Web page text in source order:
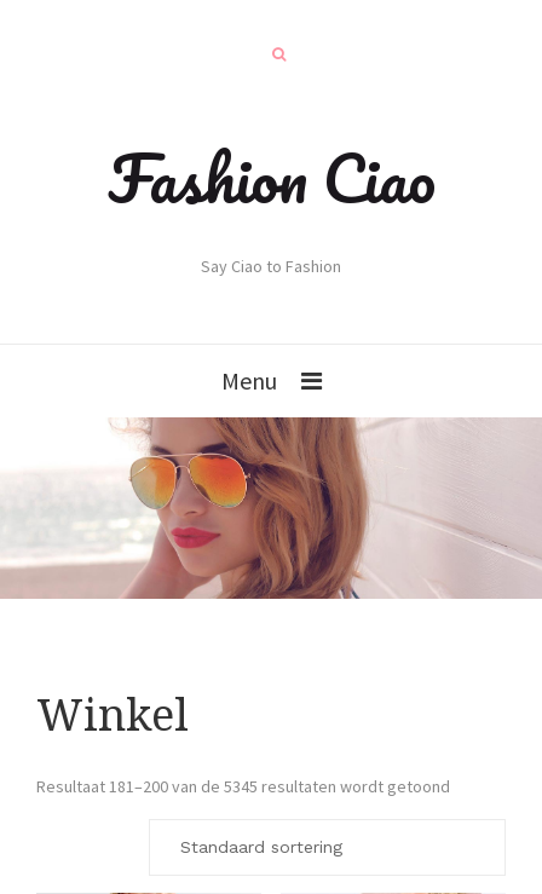
Fashion Ciao
Say Ciao to Fashion
Menu
Winkel
Resultaat 181–200 van de 5345 resultaten wordt getoond